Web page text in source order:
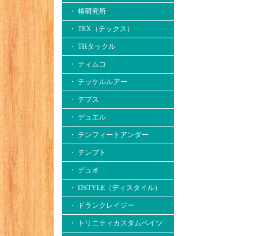
・ 椿研究所
・ TEX（テックス）
・ THタックル
・ ティムコ
・ テッケルルアー
・ デプス
・ デュエル
・ テンフィートアンダー
・ テンプト
・ デュオ
・ DSTYLE（ディスタイル）
・ ドランクレイジー
・ トリニティカスタムベイツ